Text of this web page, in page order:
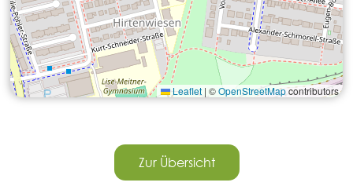
Leaflet | ©OpenStreetMapcontributors
Zur Übersicht